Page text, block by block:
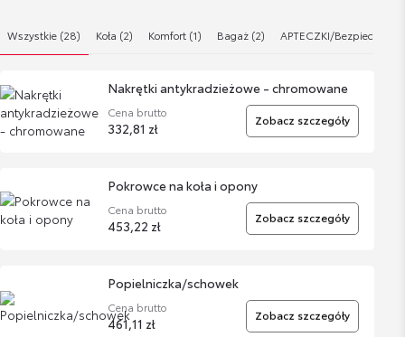
Wszystkie (28) Koła (2) Komfort (1) Bagaż (2) APTECZKI/
Nakrętki antykradzieżowe - chromowane
Cena brutto
332,81 zł Zobacz szczegóły
Pokrowce na koła i opony
Cena brutto
453,22 zł Zobacz szczegóły
Popielniczka/schowek
Cena brutto
461,11 zł Zobacz szczegóły